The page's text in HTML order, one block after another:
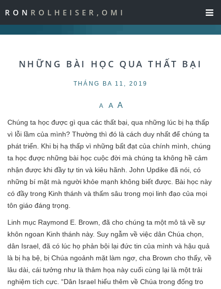
RON ROLHEISER,OMI
NHỮNG BÀI HỌC QUA THẤT BẠI
THÁNG BA 11, 2019
A A A
Chúng ta học được gì qua các thất bại, qua những lúc bị hạ thấp
vì lỗi lầm của mình? Thường thì đó là cách duy nhất để chúng ta
phát triển. Khi bị hạ thấp vì những bất đạt của chính mình, chúng
ta học được những bài học cuộc đời mà chúng ta không hề cảm
nhận được khi đầy tự tin và kiêu hãnh. John Updike đã nói, có
những bí mật mà người khỏe mạnh không biết được. Bài học này
có đầy trong Kinh thánh và thấm sâu trong mọi linh đạo của mọi
tôn giáo đáng trọng.
Linh mục Raymond E. Brown, đã cho chúng ta một mô tả về sự
khôn ngoan Kinh thánh này. Suy ngẫm về việc dân Chúa chọn,
dân Israel, đã có lúc họ phản bội lại đức tin của mình và hậu quả
là bị hạ bệ, bị Chúa ngoảnh mặt làm ngơ, cha Brown cho thấy, về
lâu dài, cái tưởng như là thảm họa này cuối cùng lại là một trải
nghiệm tích cực. “Dân Israel hiểu thêm về Chúa trong đống tro